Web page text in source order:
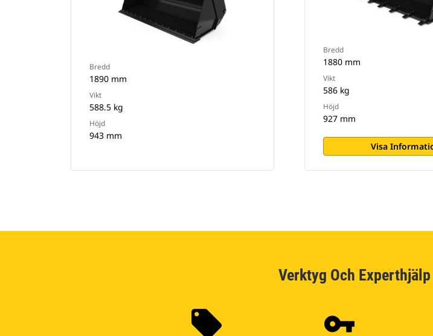
Bredd
1890 mm
Vikt
588.5 kg
Höjd
943 mm
Bredd
1880 mm
Vikt
586 kg
Höjd
927 mm
Visa
Verktyg Och